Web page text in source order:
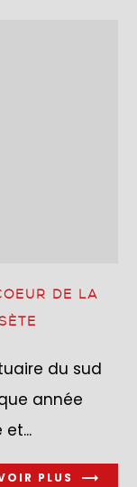
DE LA
du sud
année
PLUS